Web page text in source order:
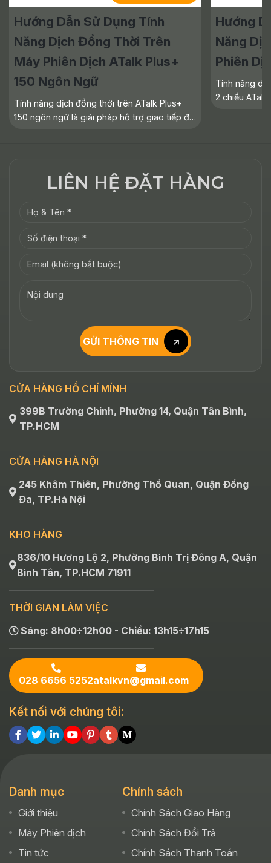
Hướng Dẫn Sử Dụng Tính
Năng Dịch Đồng Thời Trên
Máy Phiên Dịch ATalk Plus+
150 Ngôn Ngữ
Tính năng dịch đồng thời trên ATalk Plus+
150 ngôn ngữ là giải pháp hỗ trợ giao tiếp đa
Hướng
Năng
Phiên
Tính năng
2 chiều
LIÊN HỆ ĐẶT HÀNG
GỬI THÔNG TIN
CỬA HÀNG HỒ CHÍ MÍNH
399B Trường Chinh, Phường 14, Quận Tân Bình,
TP.HCM
CỬA HÀNG HÀ NỘI
245 Khâm Thiên, Phường Thổ Quan, Quận Đống
Đa, TP.Hà Nội
KHO HÀNG
836/10 Hương Lộ 2, Phường Bình Trị Đông A, Quận
Bình Tân, TP.HCM 71911
THỜI GIAN LÀM VIỆC
Sáng: 8h00÷12h00 - Chiều: 13h15÷17h15
028 6656 5252atalkvn@gmail.com
Kết nối với chúng tôi:
Danh mục
Giới thiệu
Máy Phiên dịch
Tin tức
Chính sách
Chính Sách Giao Hàng
Chính Sách Đổi Trả
Chính Sách Thanh Toán